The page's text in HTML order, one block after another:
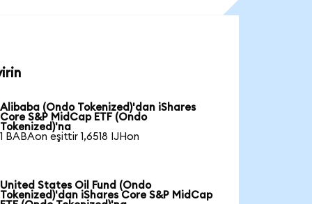
Alibaba (Ondo Tokenized)'dan iShares
Core S&P MidCap ETF (Ondo
Tokenized)'na
1 BABAon eşittir 1,6518 IJHon
United States Oil Fund (Ondo
Tokenized)'dan iShares Core S&P MidCap